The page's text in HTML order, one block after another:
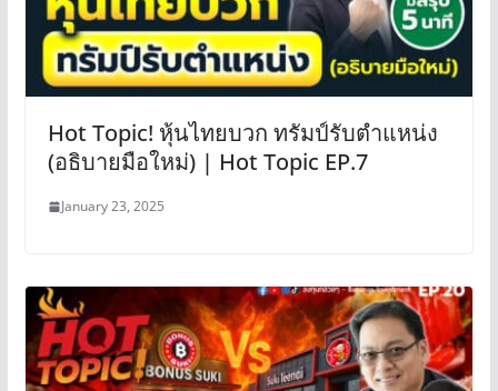
Hot Topic! หุ้นไทยบวก ทรัมป์รับตำแหน่ง
(อธิบายมือใหม่) | Hot Topic EP.7
January 23, 2025